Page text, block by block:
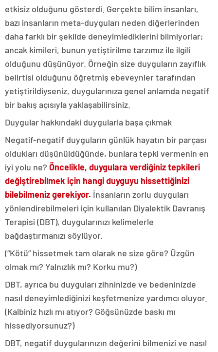
etkisiz olduğunu gösterdi. Gerçekte bilim insanları,
bazı insanların meta-duyguları neden diğerlerinden
daha farklı bir şekilde deneyimlediklerini bilmiyorlar;
ancak kimileri, bunun yetiştirilme tarzımız ile ilgili
olduğunu düşünüyor. Örneğin size duyguların zayıflık
belirtisi olduğunu öğretmiş ebeveynler tarafından
yetiştirildiyseniz, duygularınıza genel anlamda negatif
bir bakış açısıyla yaklaşabilirsiniz.
Duygular hakkındaki duygularla başa çıkmak
Negatif-negatif duyguların günlük hayatın bir parçası
oldukları düşünüldüğünde, bunlara tepki vermenin en
iyi yolu ne? Öncelikle, duygulara verdiğiniz tepkileri
değiştirebilmek için hangi duyguyu hissettiğinizi
bilebilmeniz gerekiyor. İnsanların zorlu duyguları
yönlendirebilmeleri için kullanılan Diyalektik Davranış
Terapisi (DBT), duygularınızı kelimelerle
bağdaştırmanızı söylüyor.
(“Kötü” hissetmek tam olarak ne size göre? Üzgün
olmak mı? Yalnızlık mı? Korku mu?)
DBT, ayrıca bu duyguları zihninizde ve bedeninizde
nasıl deneyimlediğinizi keşfetmenize yardımcı oluyor.
(Kalbiniz hızlı mı atıyor? Göğsünüzde baskı mı
hissediyorsunuz?)
DBT, negatif duygularınızın değerini bilmenizi ve nasıl